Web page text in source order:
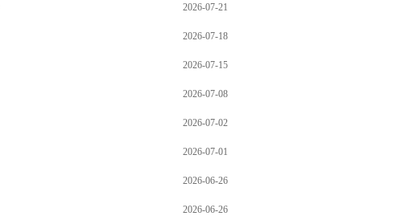
2026-07-21
2026-07-18
2026-07-15
2026-07-08
2026-07-02
2026-07-01
2026-06-26
2026-06-26